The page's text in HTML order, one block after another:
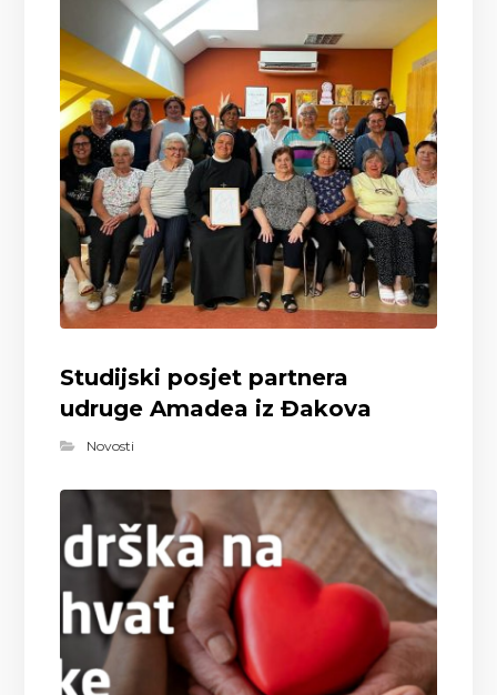
Studijski posjet partnera
udruge Amadea iz Đakova
Novosti